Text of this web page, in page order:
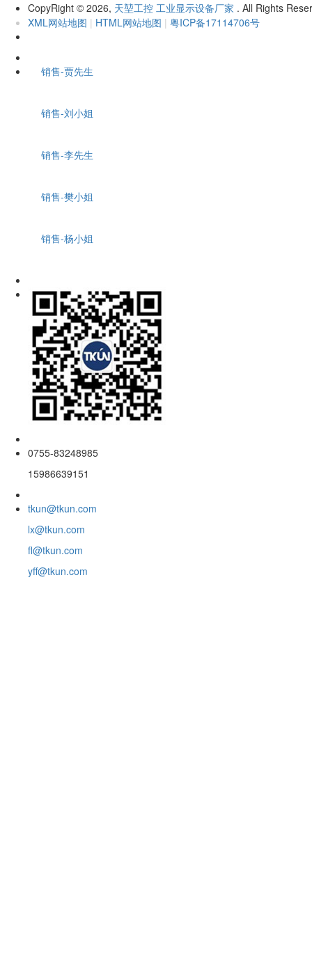
CopyRight © 2026, 天堃工控 工业显示设备厂家 . All Rights
XML网站地图 | HTML网站地图 | 粤ICP备17114706号
销售-贾先生
销售-刘小姐
销售-李先生
销售-樊小姐
销售-杨小姐
0755-83248985
15986639151
tkun@tkun.com
lx@tkun.com
fl@tkun.com
yff@tkun.com